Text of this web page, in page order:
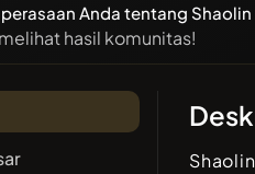
Anda tentang Shaolin
hasil komunitas!